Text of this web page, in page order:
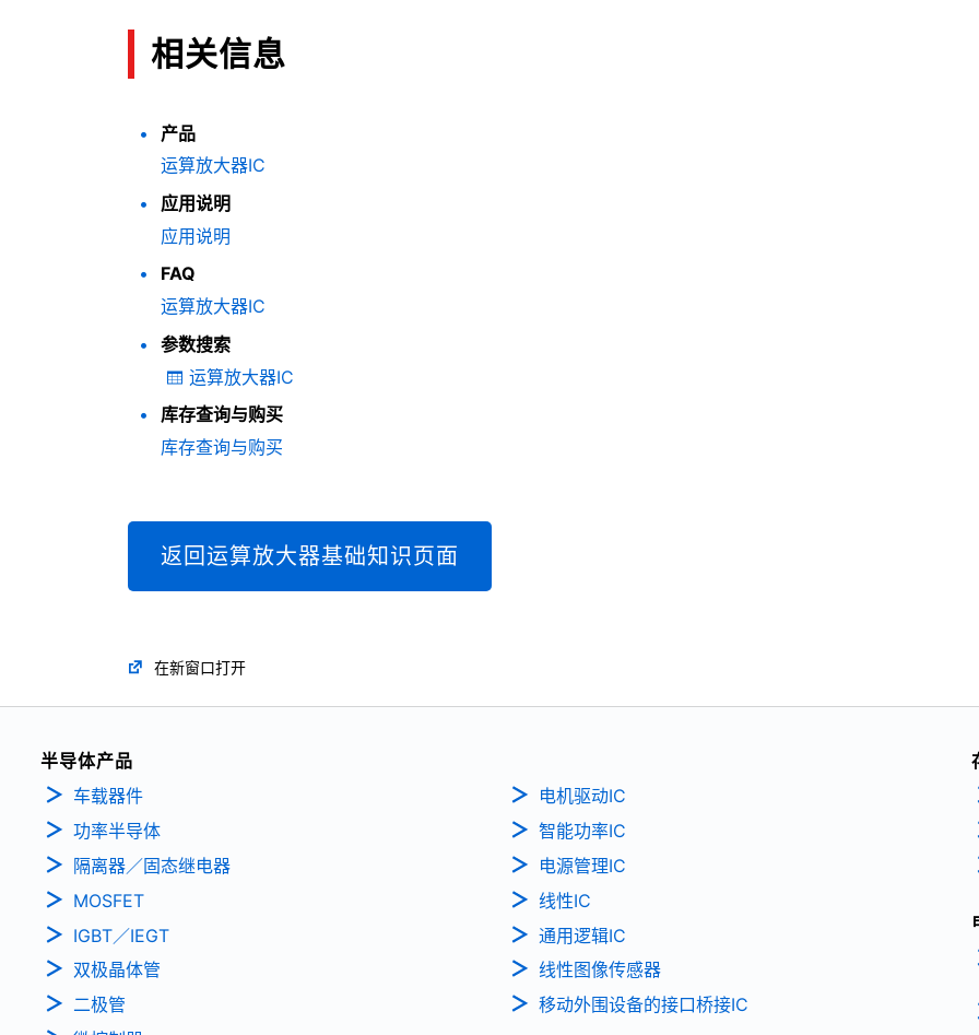
相关信息
产品
运算放大器IC
应用说明
应用说明
FAQ
运算放大器IC
参数搜索
运算放大器IC
库存查询与购买
库存查询与购买
返回运算放大器基础知识页面
在新窗口打开
半导体产品
车载器件
功率半导体
隔离器／固态继电器
MOSFET
IGBT／IEGT
双极晶体管
二极管
电机驱动IC
智能功率IC
电源管理IC
线性IC
通用逻辑IC
线性图像传感器
移动外围设备的接口桥接IC